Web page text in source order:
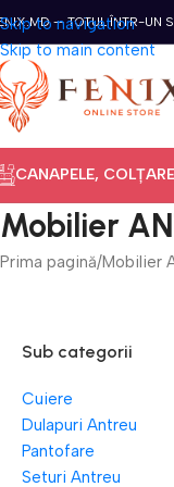
Skip to navigation
Skip to main content
— TOTUL ÎNTR-UN
CANAPELE,
Mobilier
Prima pagină Mobilier
Sub categorii
Cuiere
Dulapuri Antreu
Pantofare
Seturi Antreu